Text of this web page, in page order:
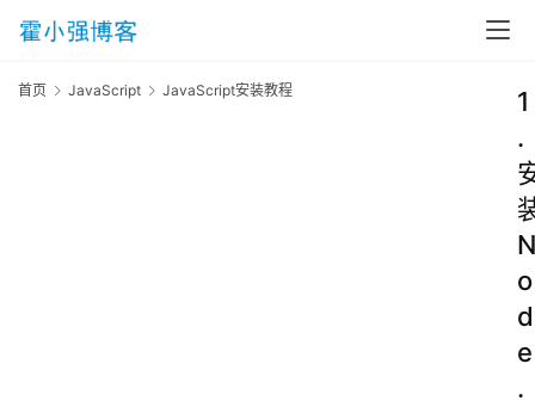
首页 JavaScript JavaScript安装教程
1
.
N
o
d
e
.